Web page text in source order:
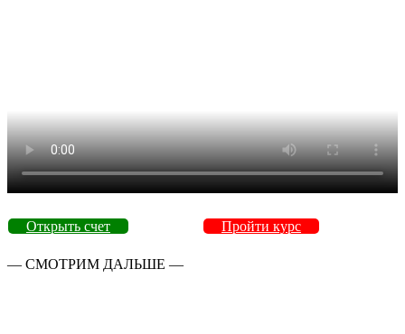
Открыть счет Пройти курс
— СМОТРИМ ДАЛЬШЕ —